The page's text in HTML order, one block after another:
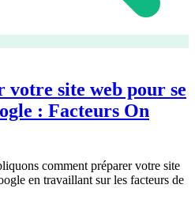
site web pour se
: Facteurs On
comment préparer votre site
en travaillant sur les facteurs de